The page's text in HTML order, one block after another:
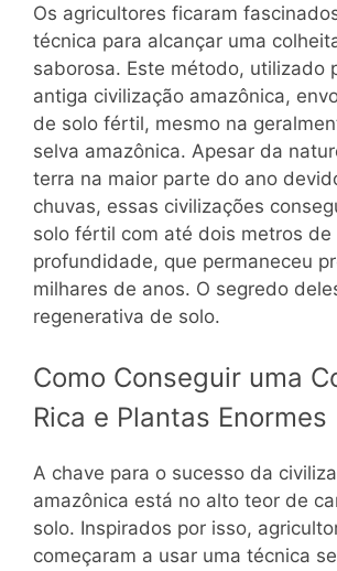
Os agricultores ficaram
técnica para alcançar uma
saborosa. Este método, utilizado
antiga civilização amazônica,
de solo fértil, mesmo na
selva amazônica. Apesar da
terra na maior parte do ano
chuvas, essas civilizações
solo fértil com até dois metros de
profundidade, que permaneceu
milhares de anos. O segredo
regenerativa de solo.
Como Conseguir uma
Rica e Plantas Enormes
A chave para o sucesso da
amazônica está no alto teor de
solo. Inspirados por isso,
começaram a usar uma técnica